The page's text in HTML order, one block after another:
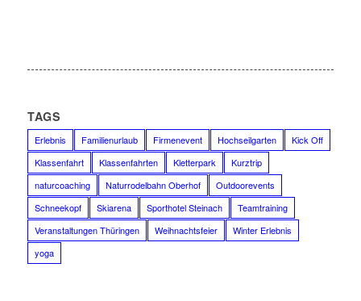
TAGS
Erlebnis Familienurlaub Firmenevent Hochseilgarten
Kick Off
Klassenfahrt
Klassenfahrten Kletterpark
Kurztrip
naturcoaching
Naturrodelbahn Oberhof
Outdoorevents
Schneekopf
Skiarena Sporthotel Steinach
Teamtraining
Veranstaltungen Thüringen
Weihnachtsfeier
Winter Erlebnis
yoga